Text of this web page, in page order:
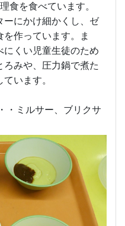
食を食べています。
ーにかけ細かくし、ゼ
作っています。ま
にくい児童生徒のため
みや、圧力鍋で煮た
います。
・ミルサー、ブリクサ